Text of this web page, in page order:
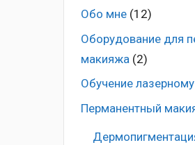
Обо мне(12)
Оборудование для
макияжа (2)
Обучение
Перманентный